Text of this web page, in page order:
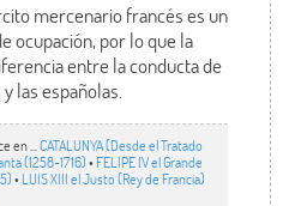
mercenario francés es un
ocupación, por lo que la
entre la conducta de
las españolas.
en ... CATALUNYA (Desde el Tratado
(1258-1716)• FELIPE IV el Grande
• LUIS XIII el Justo (Rey de Francia)